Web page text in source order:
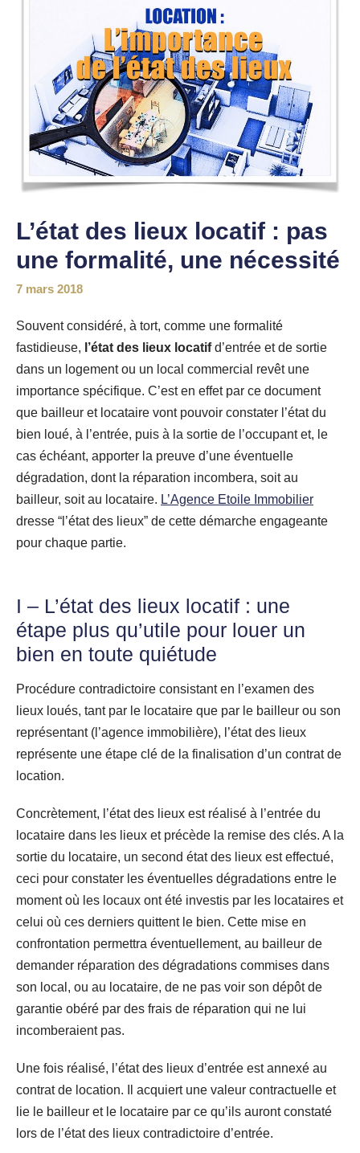
L’état des lieux locatif : pas
une formalité, une nécessité
7 mars 2018
Souvent considéré, à tort, comme une formalité
fastidieuse, l’état des lieux locatifd’entrée et de sortie
dans un logement ou un local commercial revêt une
importance spécifique. C’est en effet par ce document
que bailleur et locataire vont pouvoir constater l’état du
bien loué, à l’entrée, puis à la sortie de l’occupant et, le
cas échéant, apporter la preuve d’une éventuelle
dégradation, dont la réparation incombera, soit au
bailleur, soit au locataire. L’Agence Etoile Immobilier
dresse “l’état des lieux” de cette démarche engageante
pour chaque partie.
I – L’état des lieux locatif : une
étape plus qu’utile pour louer un
bien en toute quiétude
Procédure contradictoire consistant en l’examen des
lieux loués, tant par le locataire que par le bailleur ou son
représentant (l’agence immobilière), l’état des lieux
représente une étape clé de la finalisation d’un contrat de
location.
Concrètement, l’état des lieux est réalisé à l’entrée du
locataire dans les lieux et précède la remise des clés. A la
sortie du locataire, un second état des lieux est effectué,
ceci pour constater les éventuelles dégradations entre le
moment où les locaux ont été investis par les locataires et
celui où ces derniers quittent le bien. Cette mise en
confrontation permettra éventuellement, au bailleur de
demander réparation des dégradations commises dans
son local, ou au locataire, de ne pas voir son dépôt de
garantie obéré par des frais de réparation qui ne lui
incomberaient pas.
Une fois réalisé, l’état des lieux d’entrée est annexé au
contrat de location. Il acquiert une valeur contractuelle et
lie le bailleur et le locataire par ce qu’ils auront constaté
lors de l’état des lieux contradictoire d’entrée.